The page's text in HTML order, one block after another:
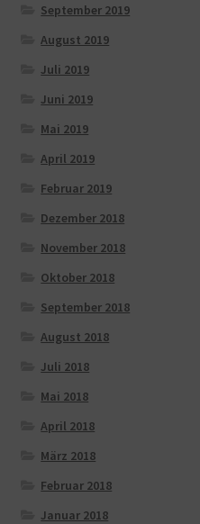
September 2019
August 2019
Juli 2019
Juni 2019
Mai 2019
April 2019
Februar 2019
Dezember 2018
November 2018
Oktober 2018
September 2018
August 2018
Juli 2018
Mai 2018
April 2018
März 2018
Februar 2018
Januar 2018